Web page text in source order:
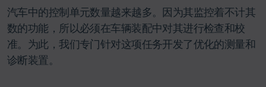
汽车中的控制单元数量越来越多。因为其监控着不计其
数的功能，所以必须在车辆装配中对其进行检查和校
准。为此，我们专门针对这项任务开发了优化的测量和
诊断装置。